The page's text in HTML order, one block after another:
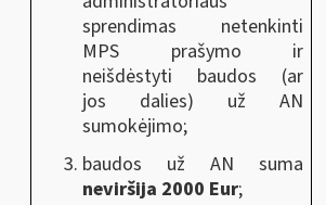
sprendimas netenkinti
MPS prašymo ir
neišdėstyti baudos (ar
jos dalies) už AN
sumokėjimo;
baudos už AN suma
neviršija 2000 Eur;